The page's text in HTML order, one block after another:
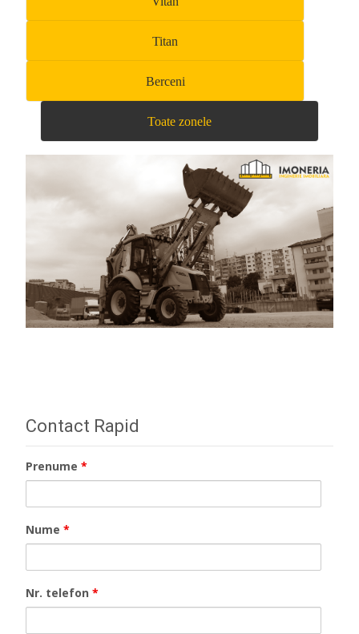
Titan
Berceni
Toate zonele
Contact Rapid
Prenume *
Nume *
Nr. telefon *